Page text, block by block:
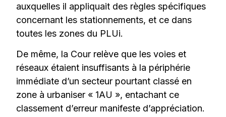
auxquelles il appliquait des règles spécifiques
concernant les stationnements, et ce dans
toutes les zones du PLUi.
De même, la Cour relève que les voies et
réseaux étaient insuffisants à la périphérie
immédiate d’un secteur pourtant classé en
zone à urbaniser « 1AU », entachant ce
classement d’erreur manifeste d’appréciation.